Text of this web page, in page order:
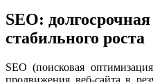
SEO:
стабильного роста
SEO (поисковая